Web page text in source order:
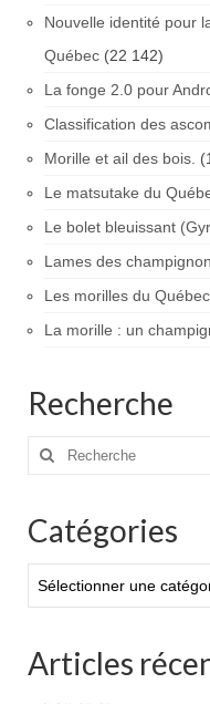
Nouvelle identité pour
Québec (22 142)
La fonge 2.0 pour
Classification des
Morille et ail des bois.
Le matsutake du
Le bolet bleuissant
Lames des
Les morilles du
La morille : un
Recherche
Rechercher
Catégories
Articles